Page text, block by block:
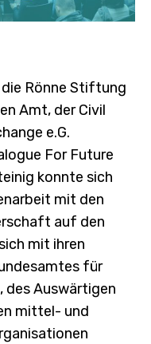
die Rönne Stiftung
Amt, der Civil
e.G.
For Future
konnte sich
mit den
auf den
mit ihren
für
des Auswärtigen
mittel- und